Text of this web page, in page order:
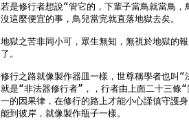
若是修行者想說“管它的，下輩子當鳥就當鳥
沒這麼便宜的事，鳥兒當完就直落地獄去矣。
地獄之苦非同小可，眾生無知，無視於地獄的
了。
修行之路就像製作器皿一樣，世尊稱學者也叫
就是“非法器修行者”，，行者由上面二十三條
一的因果律，在修行的路上才能小心謹傎守護
能到彼岸，就像製作瓶子一樣。